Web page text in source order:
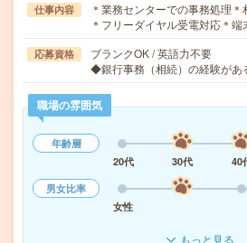
仕事内容
＊業務センターでの事務処理
＊フリーダイヤル受電対応＊
応募資格
ブランクOK / 英語力不要
◆銀行事務（相続）の経験が
職場の雰囲気
年齢層
20代
30代 40
男女比率
女性
もっと見る